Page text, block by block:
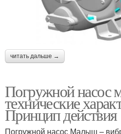
читать дальше →
Погружной насос
технические
Принцип действия
Погружной насос Малыш –